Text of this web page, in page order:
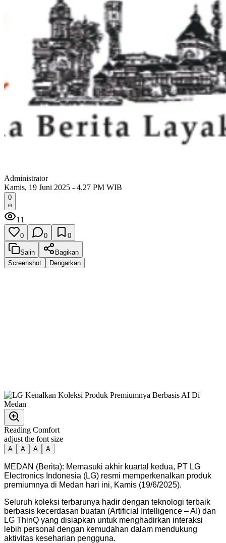
Administrator
Kamis, 19 Juni 2025 - 4.27 PM WIB
0
11
0 0 0
Salin
Bagikan
Screenshot
Dengarkan
Reading Comfort
adjust the font size
A A A A
MEDAN (Berita): Memasuki akhir kuartal kedua, PT LG
Electronics Indonesia (LG) resmi memperkenalkan produk
premiumnya di Medan hari ini, Kamis (19/6/2025).
Seluruh koleksi terbarunya hadir dengan teknologi terbaik
berbasis kecerdasan buatan (Artificial Intelligence – AI) dan
LG ThinQ yang disiapkan untuk menghadirkan interaksi
lebih personal dengan kemudahan dalam mendukung
aktivitas keseharian pengguna.